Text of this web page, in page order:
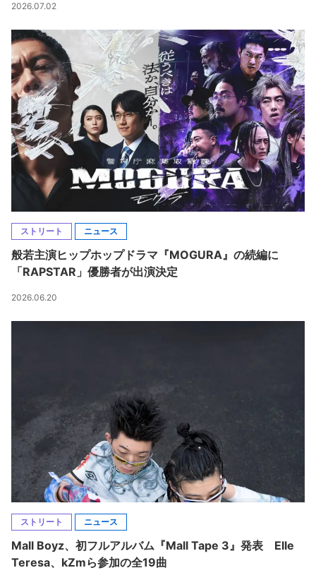
2026.07.02
ストリート ニュース
般若主演ヒップホップドラマ『MOGURA』の続編に
「RAPSTAR」優勝者が出演決定
2026.06.20
ストリート ニュース
Mall Boyz、初フルアルバム『Mall Tape 3』発表 Elle
Teresa、kZmら参加の全19曲